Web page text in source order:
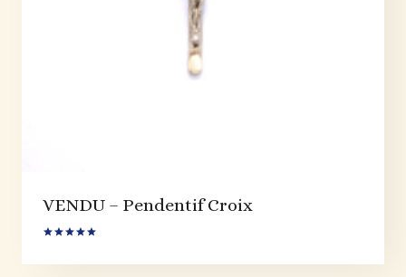
VENDU – Pendentif Croix
sur 5